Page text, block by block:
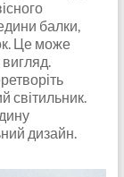
балки,
Це може
світильник.
дизайн.